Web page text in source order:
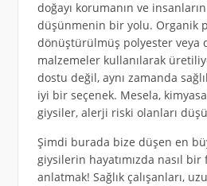
doğayı korumanın ve
düşünmenin bir yolu. Organik
dönüştürülmüş polyester veya
malzemeler kullanılarak
dostu değil, aynı zamanda
iyi bir seçenek. Mesela,
giysiler, alerji riski olanları
Şimdi burada bize düşen en
giysilerin hayatımızda nasıl
anlatmak! Sağlık çalışanları,